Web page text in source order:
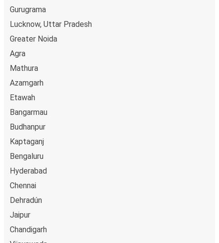
Gurugrama
Lucknow, Uttar Pradesh
Greater Noida
Agra
Mathura
Azamgarh
Etawah
Bangarmau
Budhanpur
Kaptaganj
Bengaluru
Hyderabad
Chennai
Dehradún
Jaipur
Chandigarh